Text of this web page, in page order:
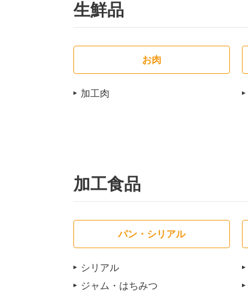
生鮮品
お肉
加工肉
加工食品
パン・シリアル
シリアル
ジャム・はちみつ